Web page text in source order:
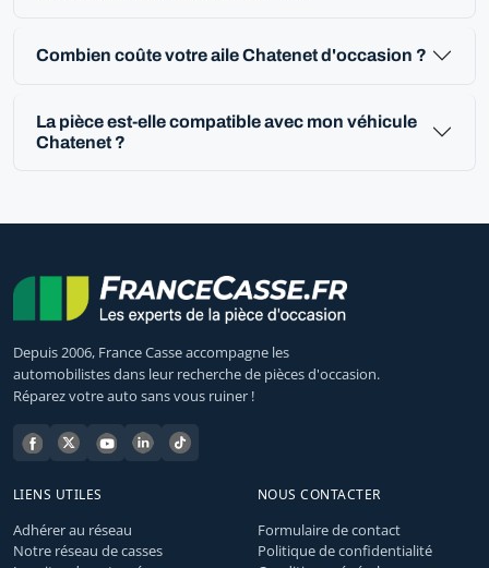
Combien coûte votre aile Chatenet d'occasion ?
La pièce est-elle compatible avec mon véhicule
Chatenet ?
Depuis 2006, France Casse accompagne les
automobilistes dans leur recherche de pièces d'occasion.
Réparez votre auto sans vous ruiner !
LIENS UTILES
Adhérer au réseau
Notre réseau de casses
NOUS CONTACTER
Formulaire de contact
Politique de confidentialité